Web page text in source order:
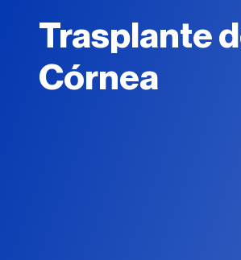
Trasplante
Córnea